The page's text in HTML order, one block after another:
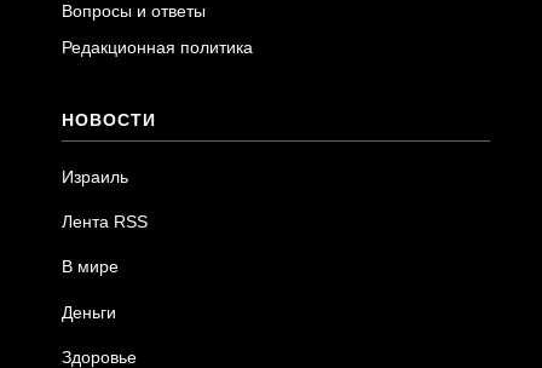
Вопросы и ответы
Редакционная политика
НОВОСТИ
Израиль
Лента RSS
В мире
Деньги
Здоровье